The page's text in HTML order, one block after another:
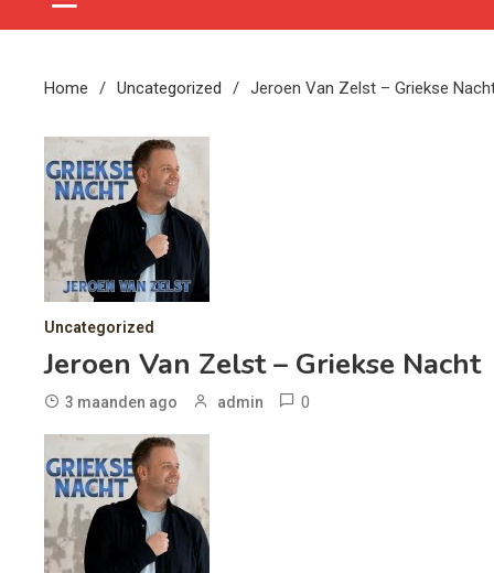
Home Uncategorized Jeroen Van Zelst – Griekse
Uncategorized
Jeroen Van Zelst – Griekse Nacht
3 maanden ago admin 0